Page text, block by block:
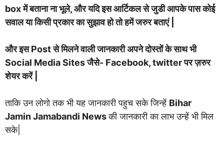
box में बताना ना भूले, और यदि इस आर्टिकल से जुडी आपके पास कोई
सवाल या किसी प्रकार का सुझाव हो तो हमें जरुर बताएं |
और इस Post से मिलने वाली जानकारी अपने दोस्तों के साथ भी
Social Media Sites जैसे- Facebook, twitter पर ज़रुर
शेयर करें |
ताकि उन लोगो तक भी यह जानकारी पहुच सके जिन्हें Bihar
Jamin Jamabandi Newsकी जानकारी का लाभ उन्हें भी मिल
सके|